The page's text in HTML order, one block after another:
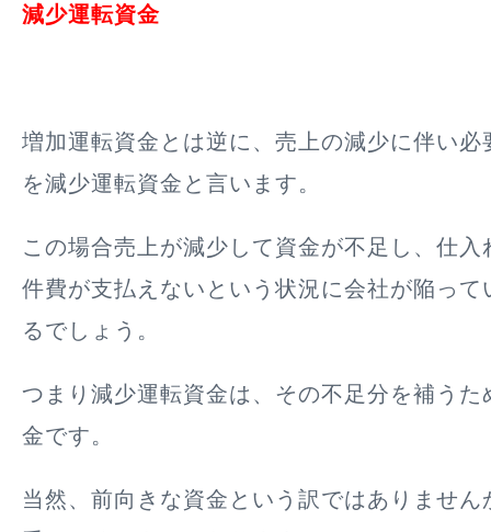
減少運転資金
増加運転資金とは逆に、売上の減少に伴い必
を減少運転資金と言います。
この場合売上が減少して資金が不足し、仕
件費が支払えないという状況に会社が陥って
るでしょう。
つまり減少運転資金は、その不足分を補うた
金です。
当然、前向きな資金という訳ではありませ